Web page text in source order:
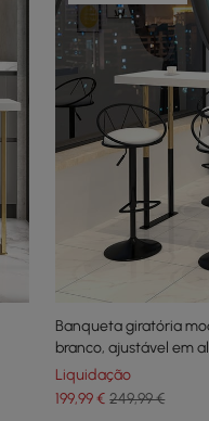
Banqueta giratória
branco, ajustável em
Liquidação
199,99€ 249,99 €